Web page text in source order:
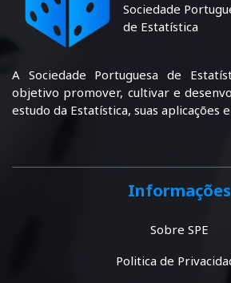
Sociedade
de Estatística
A Sociedade Portuguesa de
objetivo promover, cultivar e
estudo da Estatística, suas aplicações
Informações
Sobre SPE
Politica de